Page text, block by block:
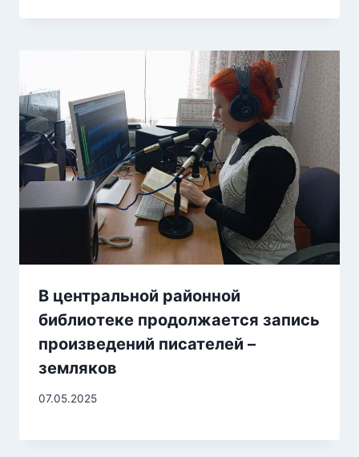
В центральной районной
библиотеке продолжается запись
произведений писателей –
земляков
07.05.2025